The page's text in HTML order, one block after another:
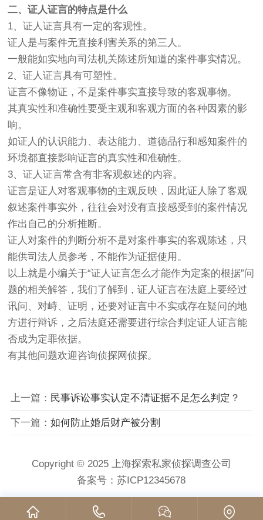
二、证人证言的特点是什么
1、证人证言具有一定的客观性。
证人是与案件无直接利害关系的第三人。
一般能如实地向司法机关陈述所知道的案件事实情况。
2、证人证言具有可塑性。
证言不像物证，不是案件事实直接导致的客观事物。
其真实性和准确性要受主观和客观方面的各种因素的影
响。
如证人的认识能力、表达能力、道德品行和感知案件的
环境都直接影响证言的真实性和准确性。
3、证人证言常含有非客观叙述的内容。
证言是证人对客观事物的主观反映，因此证人除了客观
叙述案件事实外，往往会对没有直接感受到的案件情况
作出自己的分析推断。
证人对案件的判断分析不是对案件事实的客观陈述，只
能供司法人员参考，不能作为证据使用。
以上就是小编关于“证人证言怎么才能作为定案的根据”问
题的相关解答，我们了解到，证人证言在法庭上要经过
讯问、对峙、证明，还要对证言中不实或存在疑问的地
方进行辩诉，之后法庭还需要进行综合判定证人证言能
否成为定罪依据。
有其他问题欢迎咨询侦探网侦探。
上一篇： 民事诉讼事实认定不清证据不足怎么判定？
下一篇： 如何防止婚后财产被分割
Copyright © 2025 上海探索私家侦探调查公司
备案号：苏ICP12345678